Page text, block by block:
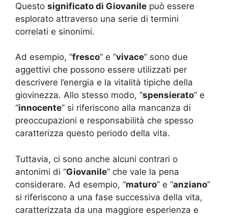
Questo significato di Giovanile può essere
esplorato attraverso una serie di termini
correlati e sinonimi.
Ad esempio, “fresco” e “vivace” sono due
aggettivi che possono essere utilizzati per
descrivere l’energia e la vitalità tipiche della
giovinezza. Allo stesso modo, “spensierato” e
“innocente” si riferiscono alla mancanza di
preoccupazioni e responsabilità che spesso
caratterizza questo periodo della vita.
Tuttavia, ci sono anche alcuni contrari o
antonimi di “Giovanile” che vale la pena
considerare. Ad esempio, “maturo” e “anziano”
si riferiscono a una fase successiva della vita,
caratterizzata da una maggiore esperienza e